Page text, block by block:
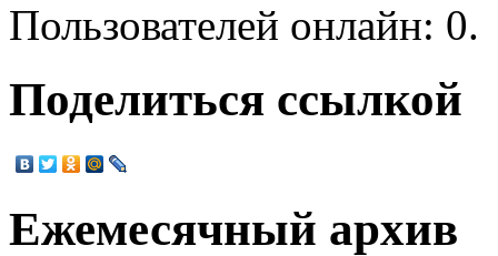
Пользователей онлайн: 0.
Поделиться ссылкой
Ежемесячный архив